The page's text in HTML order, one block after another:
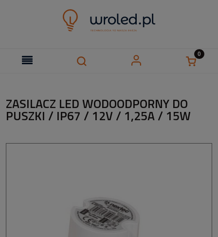
ZASILACZ LED WODOODPORNY DO
PUSZKI / IP67 / 12V / 1,25A / 15W